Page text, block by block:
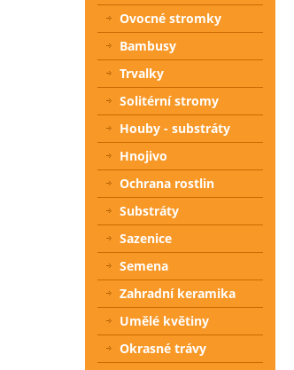
Ovocné stromky
Bambusy
Trvalky
Solitérní stromy
Houby - substráty
Hnojivo
Ochrana rostlin
Substráty
Sazenice
Semena
Zahradní keramika
Umělé květiny
Okrasné trávy